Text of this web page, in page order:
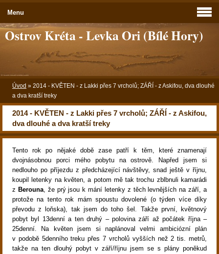
Ostrov Kréta - Levka Ori (Bílé Hory)
Úvod » 2014 - KVĚTEN - z Lakki přes 7 vrcholů; ZÁŘÍ - z Askifou, dva dlouhé
a dva kratší treky
2014 - KVĚTEN - z Lakki přes 7 vrcholů; ZÁŘÍ - z Askifou,
dva dlouhé a dva kratší treky
Tento rok po nějaké době zase patří k těm, které znamenají
dvojnásobnou porci mého pobytu na ostrově. Napřed jsem si
nedlouho po příjezdu z předcházející návštěvy, snad ještě v říjnu,
koupil letenky na květen, a potom mě tak trochu zblbnuli kamarádi
z Berouna, že prý jsou k mání letenky z těch levnějších na září, a
protože na tento rok mám spoustu dovolené (o týden více díky
převodu z loňska), tak jsem do toho šel. Takže první, květnový
pobyt byl 13denní a ten druhý – polovina září až počátek října –
25denní. Na květen jsem si naplánoval velmi ambiciózní plán
v podobě 5denního treku přes 7 vrcholů vyšších než 2 tis. metrů,
takže na ten dlouhý pobyt v září/říjnu jsem se s plány poněkud
Menu